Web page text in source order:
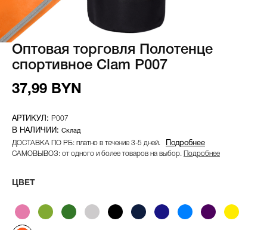
Оптовая торговля Полотенце
спортивное Clam P007
37,99 BYN
P007
Склад
ДОСТАВКА ПО РБ: платно в течение 3-5 дней. Подробнее
САМОВЫВОЗ: от одного и более товаров на выбор. Подробнее
ЦВЕТ